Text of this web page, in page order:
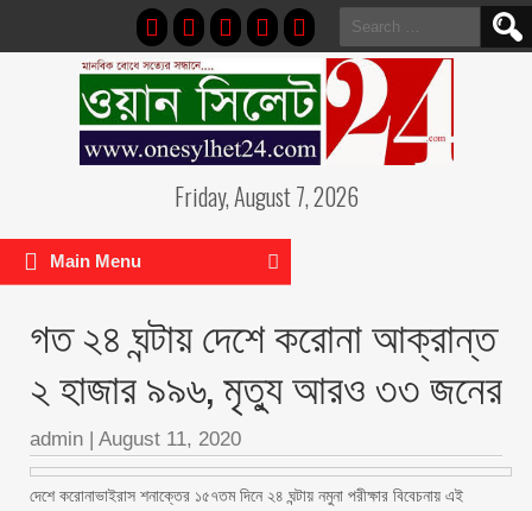
Search
for:
Friday, August 7, 2026
Main Menu
গত ২৪ ঘন্টায় দেশে করোনা আক্রান্ত
২ হাজার ৯৯৬, মৃত্যু আরও ৩৩ জনের
admin | August 11, 2020
দেশে করোনাভাইরাস শনাক্তের ১৫৭তম দিনে ২৪ ঘন্টায় নমুনা পরীক্ষার বিবেচনায় এই